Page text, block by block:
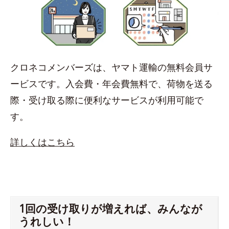
クロネコメンバーズは、ヤマト運輸の無料会員サ
ービスです。入会費・年会費無料で、荷物を送る
際・受け取る際に便利なサービスが利用可能で
す。
詳しくはこちら
1回の受け取りが増えれば、みんなが
うれしい！